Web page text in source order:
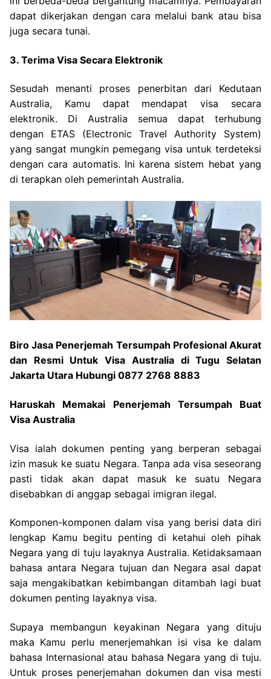
dapat dikerjakan dengan cara melalui bank atau bisa
juga secara tunai.
3. Terima Visa Secara Elektronik
Sesudah menanti proses penerbitan dari Kedutaan
Australia, Kamu dapat mendapat visa secara
elektronik. Di Australia semua dapat terhubung
dengan ETAS (Electronic Travel Authority System)
yang sangat mungkin pemegang visa untuk terdeteksi
dengan cara automatis. Ini karena sistem hebat yang
di terapkan oleh pemerintah Australia.
Biro Jasa Penerjemah Tersumpah Profesional Akurat
dan Resmi Untuk Visa Australia di Tugu Selatan
Jakarta Utara Hubungi 0877 2768 8883
Haruskah Memakai Penerjemah Tersumpah Buat
Visa Australia
Visa ialah dokumen penting yang berperan sebagai
izin masuk ke suatu Negara. Tanpa ada visa seseorang
pasti tidak akan dapat masuk ke suatu Negara
disebabkan di anggap sebagai imigran ilegal.
Komponen-komponen dalam visa yang berisi data diri
lengkap Kamu begitu penting di ketahui oleh pihak
Negara yang di tuju layaknya Australia. Ketidaksamaan
bahasa antara Negara tujuan dan Negara asal dapat
saja mengakibatkan kebimbangan ditambah lagi buat
dokumen penting layaknya visa.
Supaya membangun keyakinan Negara yang dituju
maka Kamu perlu menerjemahkan isi visa ke dalam
bahasa Internasional atau bahasa Negara yang di tuju.
Untuk proses penerjemahan dokumen dan visa mesti